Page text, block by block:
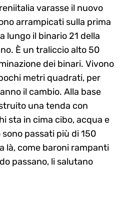
varasse il nuovo
arrampicati sulla prima
lungo il binario 21 della
È un traliccio alto 50
dei binari. Vivono
metri quadrati, per
il cambio. Alla base
una tenda con
sta in cima cibo, acqua e
passati più di 150
là, come baroni rampanti
passano, li salutano